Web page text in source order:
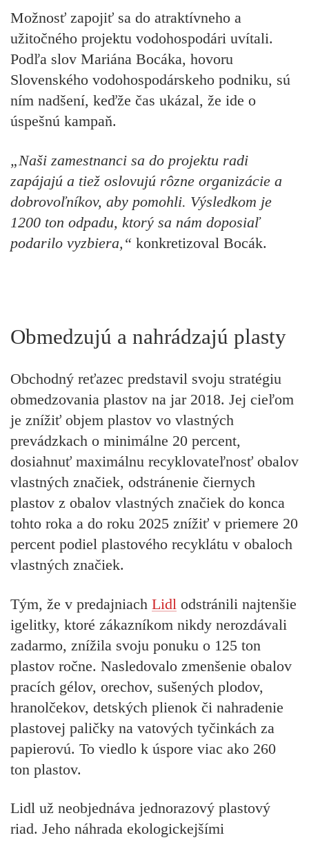
Možnosť zapojiť sa do atraktívneho a
užitočného projektu vodohospodári uvítali.
Podľa slov Mariána Bocáka, hovoru
Slovenského vodohospodárskeho podniku, sú
ním nadšení, keďže čas ukázal, že ide o
úspešnú kampaň.
„Naši zamestnanci sa do projektu radi
zapájajú a tiež oslovujú rôzne organizácie a
dobrovoľníkov, aby pomohli. Výsledkom je
1200 ton odpadu, ktorý sa nám doposiaľ
podarilo vyzbiera,“ konkretizoval Bocák.
Obmedzujú a nahrádzajú plasty
Obchodný reťazec predstavil svoju stratégiu
obmedzovania plastov na jar 2018. Jej cieľom
je znížiť objem plastov vo vlastných
prevádzkach o minimálne 20 percent,
dosiahnuť maximálnu recyklovateľnosť obalov
vlastných značiek, odstránenie čiernych
plastov z obalov vlastných značiek do konca
tohto roka a do roku 2025 znížiť v priemere 20
percent podiel plastového recyklátu v obaloch
vlastných značiek.
Tým, že v predajniach Lidl odstránili najtenšie
igelitky, ktoré zákazníkom nikdy nerozdávali
zadarmo, znížila svoju ponuku o 125 ton
plastov ročne. Nasledovalo zmenšenie obalov
pracích gélov, orechov, sušených plodov,
hranolčekov, detských plienok či nahradenie
plastovej paličky na vatových tyčinkách za
papierovú. To viedlo k úspore viac ako 260
ton plastov.
Lidl už neobjednáva jednorazový plastový
riad. Jeho náhrada ekologickejšími